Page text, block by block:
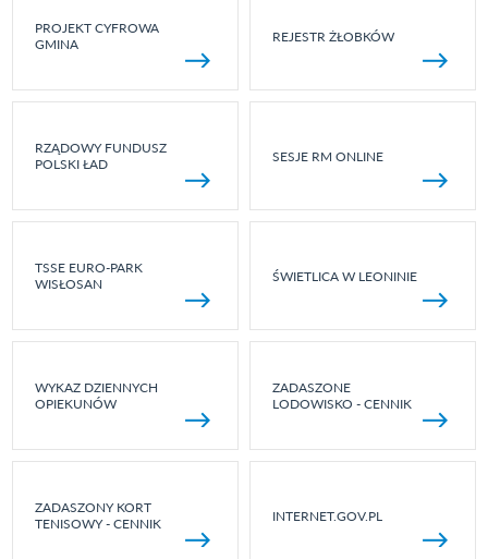
PROJEKT CYFROWA
GMINA
REJESTR ŻŁOBKÓW
RZĄDOWY FUNDUSZ
POLSKI ŁAD
SESJE RM ONLINE
TSSE EURO-PARK
WISŁOSAN
ŚWIETLICA W LEONINIE
WYKAZ DZIENNYCH
OPIEKUNÓW
ZADASZONE
LODOWISKO - CENNIK
ZADASZONY KORT
TENISOWY - CENNIK
INTERNET.GOV.PL